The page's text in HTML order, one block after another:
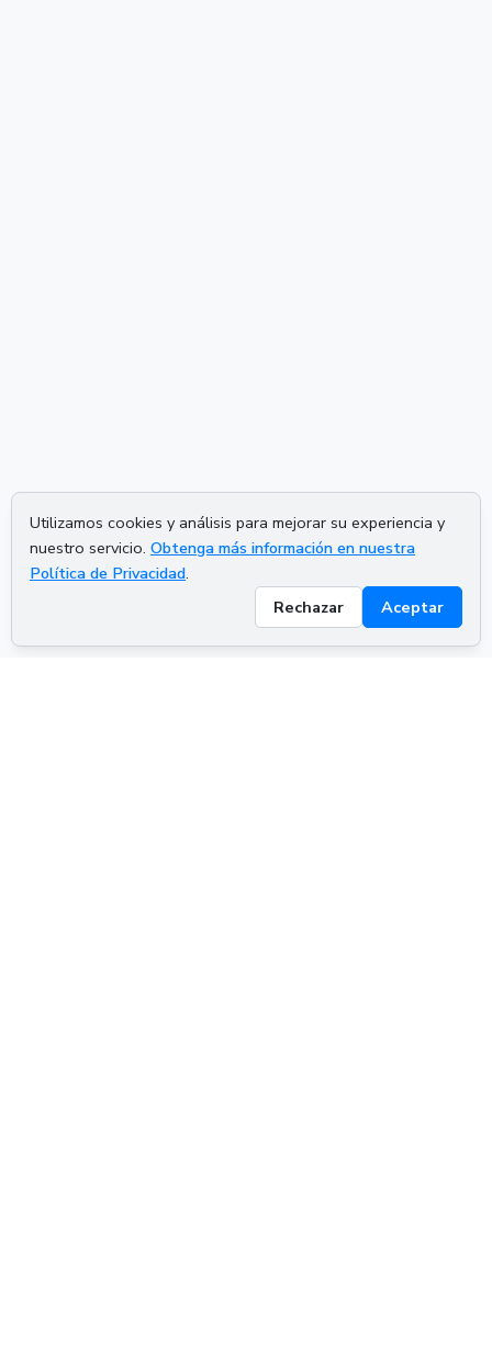
Utilizamos cookies y análisis para mejorar su experiencia y
nuestro servicio. Obtenga más información en nuestra
Política de Privacidad.
Rechazar
Aceptar